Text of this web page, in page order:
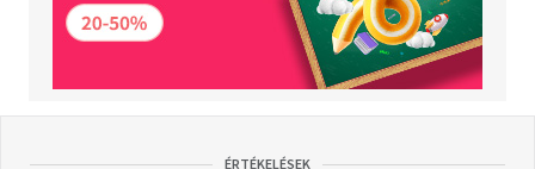
ÉRTÉKELÉSEK